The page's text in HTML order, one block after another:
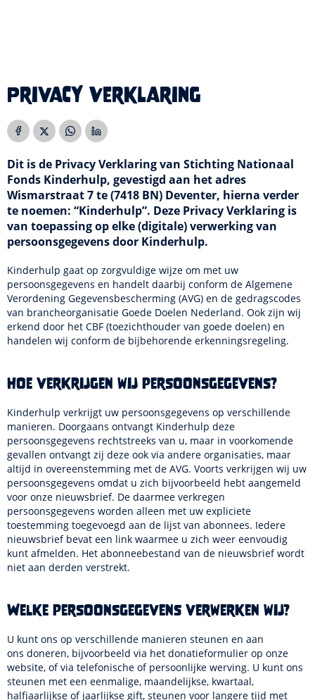
Privacy Verklaring
Dit is de Privacy Verklaring van Stichting Nationaal
Fonds Kinderhulp, gevestigd aan het adres
Wismarstraat 7 te (7418 BN) Deventer, hierna verder
te noemen: “Kinderhulp”. Deze Privacy Verklaring is
van toepassing op elke (digitale) verwerking van
persoonsgegevens door Kinderhulp.
Kinderhulp gaat op zorgvuldige wijze om met uw
persoonsgegevens en handelt daarbij conform de Algemene
Verordening Gegevensbescherming (AVG) en de gedragscodes
van brancheorganisatie Goede Doelen Nederland. Ook zijn wij
erkend door het CBF (toezichthouder van goede doelen) en
handelen wij conform de bijbehorende erkenningsregeling.
Hoe verkrijgen wij persoonsgegevens?
Kinderhulp verkrijgt uw persoonsgegevens op verschillende
manieren. Doorgaans ontvangt Kinderhulp deze
persoonsgegevens rechtstreeks van u, maar in voorkomende
gevallen ontvangt zij deze ook via andere organisaties, maar
altijd in overeenstemming met de AVG. Voorts verkrijgen wij uw
persoonsgegevens omdat u zich bijvoorbeeld hebt aangemeld
voor onze nieuwsbrief. De daarmee verkregen
persoonsgegevens worden alleen met uw expliciete
toestemming toegevoegd aan de lijst van abonnees. Iedere
nieuwsbrief bevat een link waarmee u zich weer eenvoudig
kunt afmelden. Het abonneebestand van de nieuwsbrief wordt
niet aan derden verstrekt.
Welke persoonsgegevens verwerken wij?
U kunt ons op verschillende manieren steunen en aan
ons doneren, bijvoorbeeld via het donatieformulier op onze
website, of via telefonische of persoonlijke werving. U kunt ons
steunen met een eenmalige, maandelijkse, kwartaal,
halfjaarlijkse of jaarlijkse gift, steunen voor langere tijd met